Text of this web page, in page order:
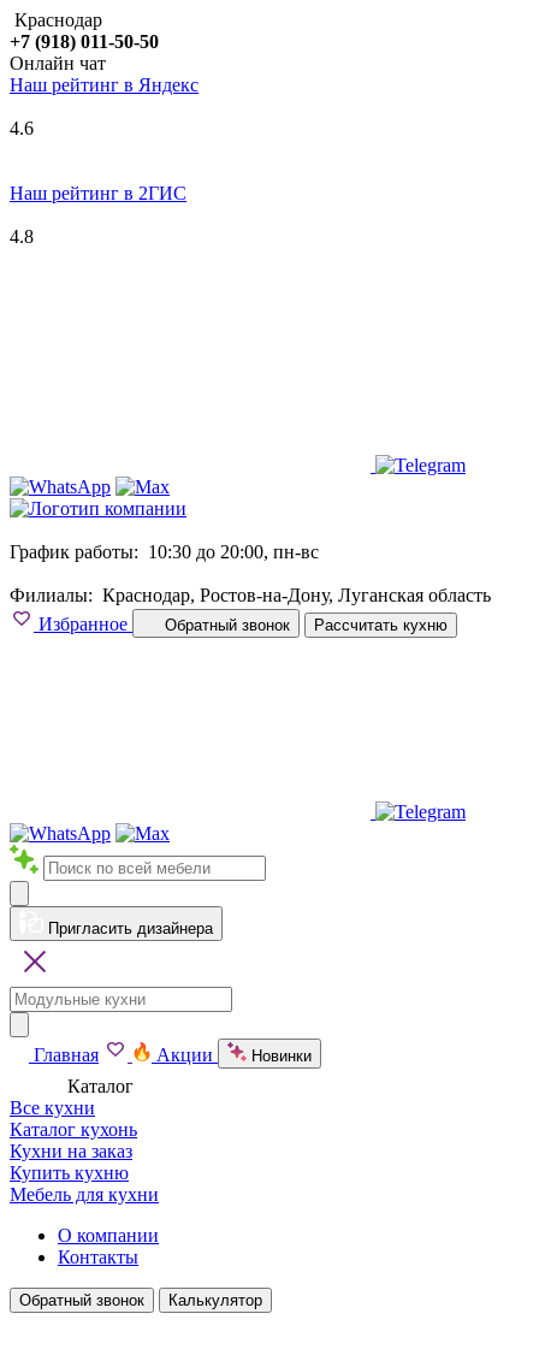
Краснодар
+7 (918) 011-50-50
Онлайн чат
Наш рейтинг в Яндекс
4.6
Наш рейтинг в 2ГИС
4.8
График работы: 10:30 до 20:00, пн-вс
Филиалы: Краснодар, Ростов-на-Дону, Луганская область
Избранное
Обратный звонок Рассчитать кухню
Пригласить дизайнера
Главная Акции Новинки
Каталог
Все кухни
Каталог кухонь
Кухни на заказ
Купить кухню
Мебель для кухни
О компании
Контакты
Обратный звонок Калькулятор